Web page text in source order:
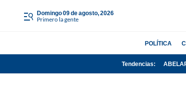
domingo 09 de agosto, 2026
Primero la gente
POLÍTICA
Tendencias: